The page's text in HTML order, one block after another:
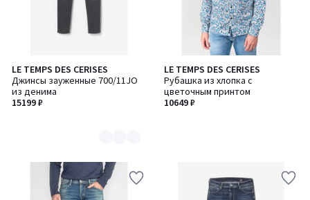
LE TEMPS DES CERISES
Джинсы зауженные 700/11JO
из денима
15199 ₽
Количество
цветов:
2
LE TEMPS DES CERISES
Рубашка из хлопка с
цветочным принтом
10649 ₽